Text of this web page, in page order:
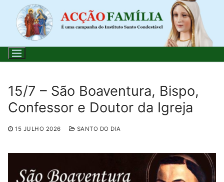
para
conteúdo
Pesquisar
por:
Loja
15/7 – São Boaventura, Bispo,
Confessor e Doutor da Igreja
15 JULHO 2026 SANTO DO DIA